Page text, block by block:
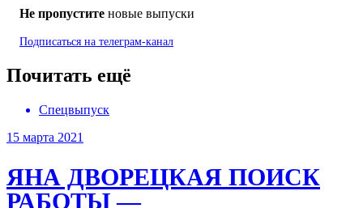
Не пропустите новые выпуски
Подписаться на телеграм-канал
Почитать ещё
Спецвыпуск
15 марта 2021
ЯНА ДВОРЕЦКАЯ ПОИСК
РАБОТЫ —